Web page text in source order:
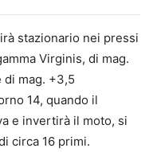
stazionario nei pressi
Virginis, di mag.
di mag. +3,5
14, quando il
e invertirà il moto, si
circa 16 primi.